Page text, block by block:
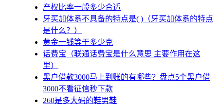
产权比率一般多少合适
牙买加体系不具备的特点是( )（牙买加体系的特点
是什么？）
黄金一钱等于多少克
话费宝（联通话费宝是什么意思 主要作用在这
里）
黑户借款3000马上到账的有哪些？盘点5个黑户借
3000不看征信秒下款
260是多大码的鞋男鞋